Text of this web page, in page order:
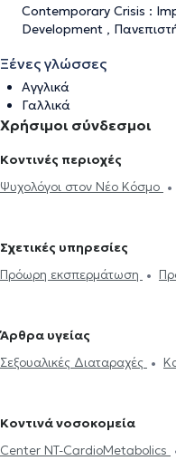
Contemporary Crisis :
Development ,
Ξένες γλώσσες
Αγγλικά
Γαλλικά
Χρήσιμοι σύνδεσμοι
Κοντινές περιοχές
Ψυχολόγοι στον Νέο Κόσμο
Πλάκα
Ψυχολόγοι στο
Ψυχολόγοι στο Μοναστηράκι
Ψυχολόγοι στου
στην Ομόνοια
Ψυχολόγοι
Σχετικές υπηρεσίες
Πρόωρη εκσπερμάτωση
και παιδιών
Ομαδική
ενδυνάμωση
Ψυχογενής Βουλιμία -
Κρίση πανικού
Άρθρα υγείας
Σεξουαλικές Διαταραχές
διαδίκτυο
ΔΕΠΥ Κρίση
Εθισμός
Τεστ
Κοντινά νοσοκομεία
Center NT-CardioMetabolics